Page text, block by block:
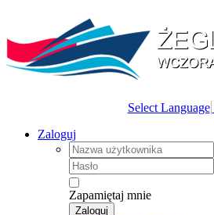
Select Language
Zaloguj
Zapamiętaj mnie
Zaloguj